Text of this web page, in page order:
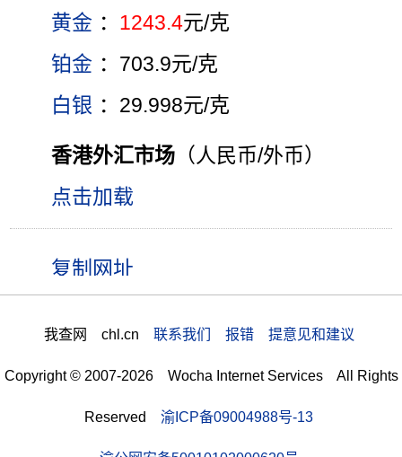
黄金 ： 1243.4元/克
铂金 ：703.9元/克
白银 ：29.998元/克
香港外汇市场 （人民币/外币）
点击加载
我查网 chl.cn 联系我们 报错 提意见和建议
Copyright © 2007-2026 Wocha Internet Services All Rights
Reserved 渝ICP备09004988号-13